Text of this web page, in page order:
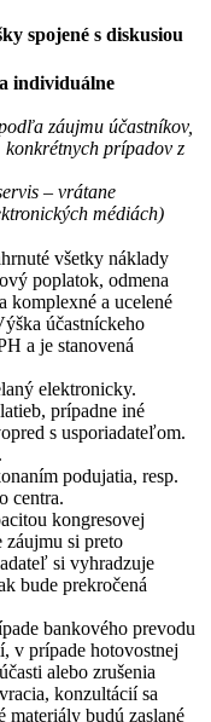
spojené s diskusiou
individuálne
záujmu účastníkov,
prípadov z
– vrátane
médiách)
všetky náklady
poplatok, odmena
komplexné a ucelené
účastníckeho
a je stanovená
elektronicky.
prípadne iné
s usporiadateľom.
podujatia, resp.
centra.
kongresovej
záujmu si preto
si vyhradzuje
bude prekročená
bankového prevodu
v prípade hotovostnej
alebo zrušenia
konzultácií sa
materiály budú zaslané